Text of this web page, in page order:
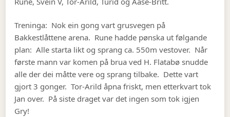
Treninga: Nok ein gong vart grusvegen på
Bakkestlåttene arena. Rune hadde pønska ut følgande
plan: Alle starta likt og sprang ca. 550m vestover. Når
første mann var komen på brua ved H. Flatabø snudde
alle der dei måtte vere og sprang tilbake. Dette vart
gjort 3 gonger. Tor-Arild åpna friskt, men etterkvart tok
Jan over. På siste draget var det ingen som tok igjen
Gry!